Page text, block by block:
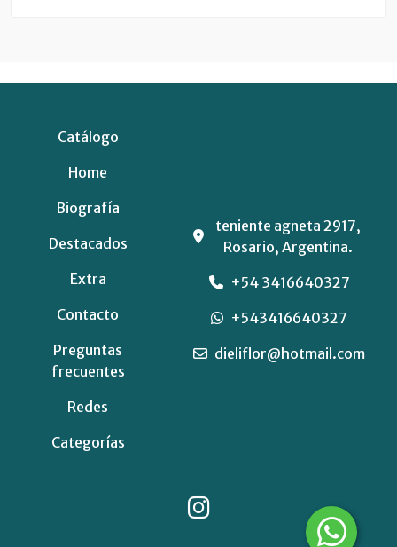
Catálogo
Home
Biografía
Destacados
Extra
Contacto
Preguntas
frecuentes
Redes
Categorías
teniente agneta 2917,
Rosario, Argentina.
+54 3416640327
+543416640327
dieliflor@hotmail.com